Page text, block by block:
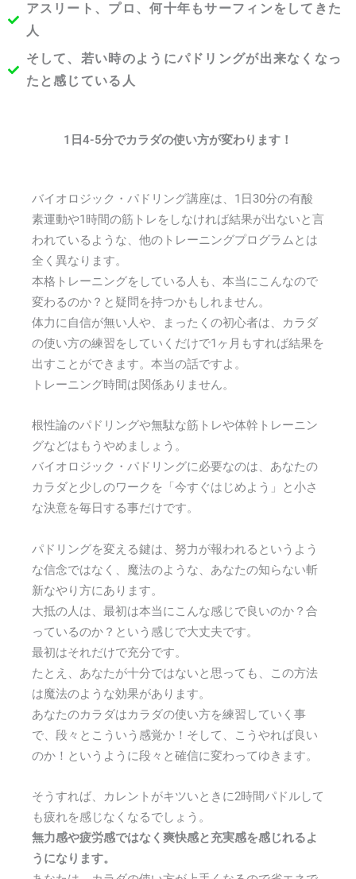
アスリート、プロ、何十年もサーフィンをしてきた
人
そして、若い時のようにパドリングが出来なくなっ
たと感じている人
1日4-5分でカラダの使い方が変わります！
バイオロジック・パドリング講座は、1日30分の有酸
素運動や1時間の筋トレをしなければ結果が出ないと言
われているような、他のトレーニングプログラムとは
全く異なります。
本格トレーニングをしている人も、本当にこんなので
変わるのか？と疑問を持つかもしれません。
体力に自信が無い人や、まったくの初心者は、カラダ
の使い方の練習をしていくだけで1ヶ月もすれば結果を
出すことができます。本当の話ですよ。
トレーニング時間は関係ありません。
根性論のパドリングや無駄な筋トレや体幹トレーニン
グなどはもうやめましょう。
バイオロジック・パドリングに必要なのは、あなたの
カラダと少しのワークを「今すぐはじめよう」と小さ
な決意を毎日する事だけです。
パドリングを変える鍵は、努力が報われるというよう
な信念ではなく、魔法のような、あなたの知らない斬
新なやり方にあります。
大抵の人は、最初は本当にこんな感じで良いのか？合
っているのか？という感じで大丈夫です。
最初はそれだけで充分です。
たとえ、あなたが十分ではないと思っても、この方法
は魔法のような効果があります。
あなたのカラダはカラダの使い方を練習していく事
で、段々とこういう感覚か！そして、こうやれば良い
のか！というように段々と確信に変わってゆきます。
そうすれば、カレントがキツいときに2時間パドルして
も疲れを感じなくなるでしょう。
無力感や疲労感ではなく爽快感と充実感を感じれるよ
うになります。